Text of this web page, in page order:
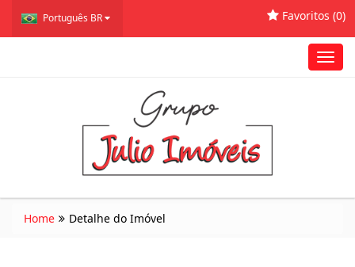
Português BR Favoritos (0)
Home Detalhe do Imóvel